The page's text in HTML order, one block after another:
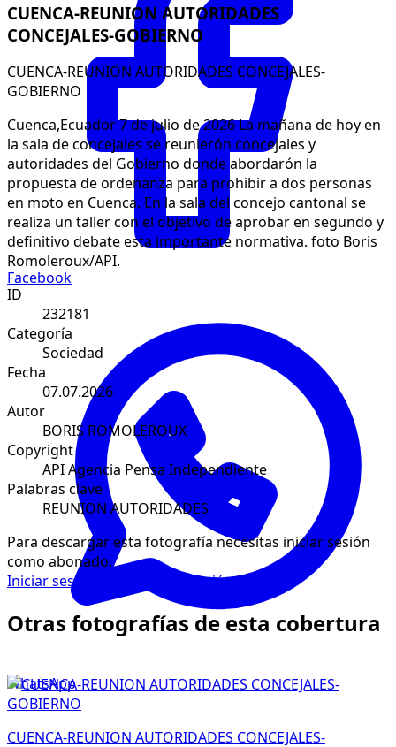
Facebook
WhatsApp
CUENCA-REUNION AUTORIDADES
CONCEJALES-GOBIERNO
CUENCA-REUNION AUTORIDADES CONCEJALES-
GOBIERNO
Cuenca,Ecuador 7 de julio de 2026 La mañana de hoy en
la sala de concejales se reunierón concejales y
autoridades del Gobierno donde abordarón la
propuesta de ordenanza para prohibir a dos personas
en moto en Cuenca. En la sala del concejo cantonal se
realiza un taller con el objetivo de aprobar en segundo y
definitivo debate esta importante normativa. foto Boris
Romoleroux/API.
ID
232181
Categoría
Sociedad
Fecha
07.07.2026
Autor
BORIS ROMOLEROUX
Copyright
API Agencia Pensa Independiente
Palabras clave
REUNION AUTORIDADES
Para descargar esta fotografía necesitas iniciar sesión
como abonado.
Iniciar sesión
Solicitar suscripción
Otras fotografías de esta cobertura
CUENCA-REUNION AUTORIDADES CONCEJALES-